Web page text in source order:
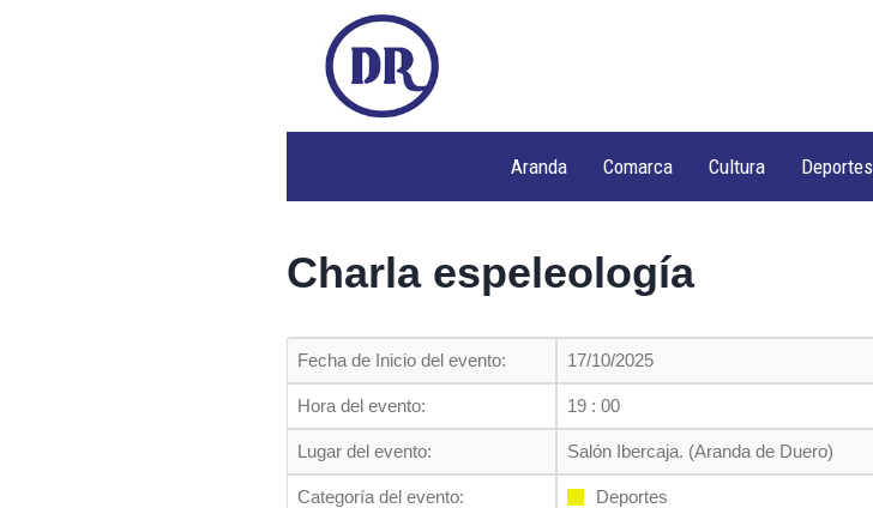
Aranda Comarca Cultura Deportes
Charla espeleología
Fecha de Inicio del evento: 17/10/2025
Hora del evento: 19 : 00
Lugar del evento: Salón Ibercaja. (Aranda de Duero)
Categoría del evento: Deportes